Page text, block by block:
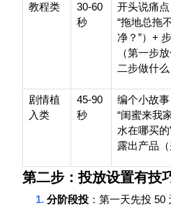
教程类 30-60
秒
开头说痛
“拖地总拖
净？ ”） +
（第一步
二步做什么
剧情植
入类
45-90
秒
编个小故
“闺蜜来我
水在哪买的
露出产品（
第二步：投放设置有技
1. 分阶段投 ：第一天先投 50